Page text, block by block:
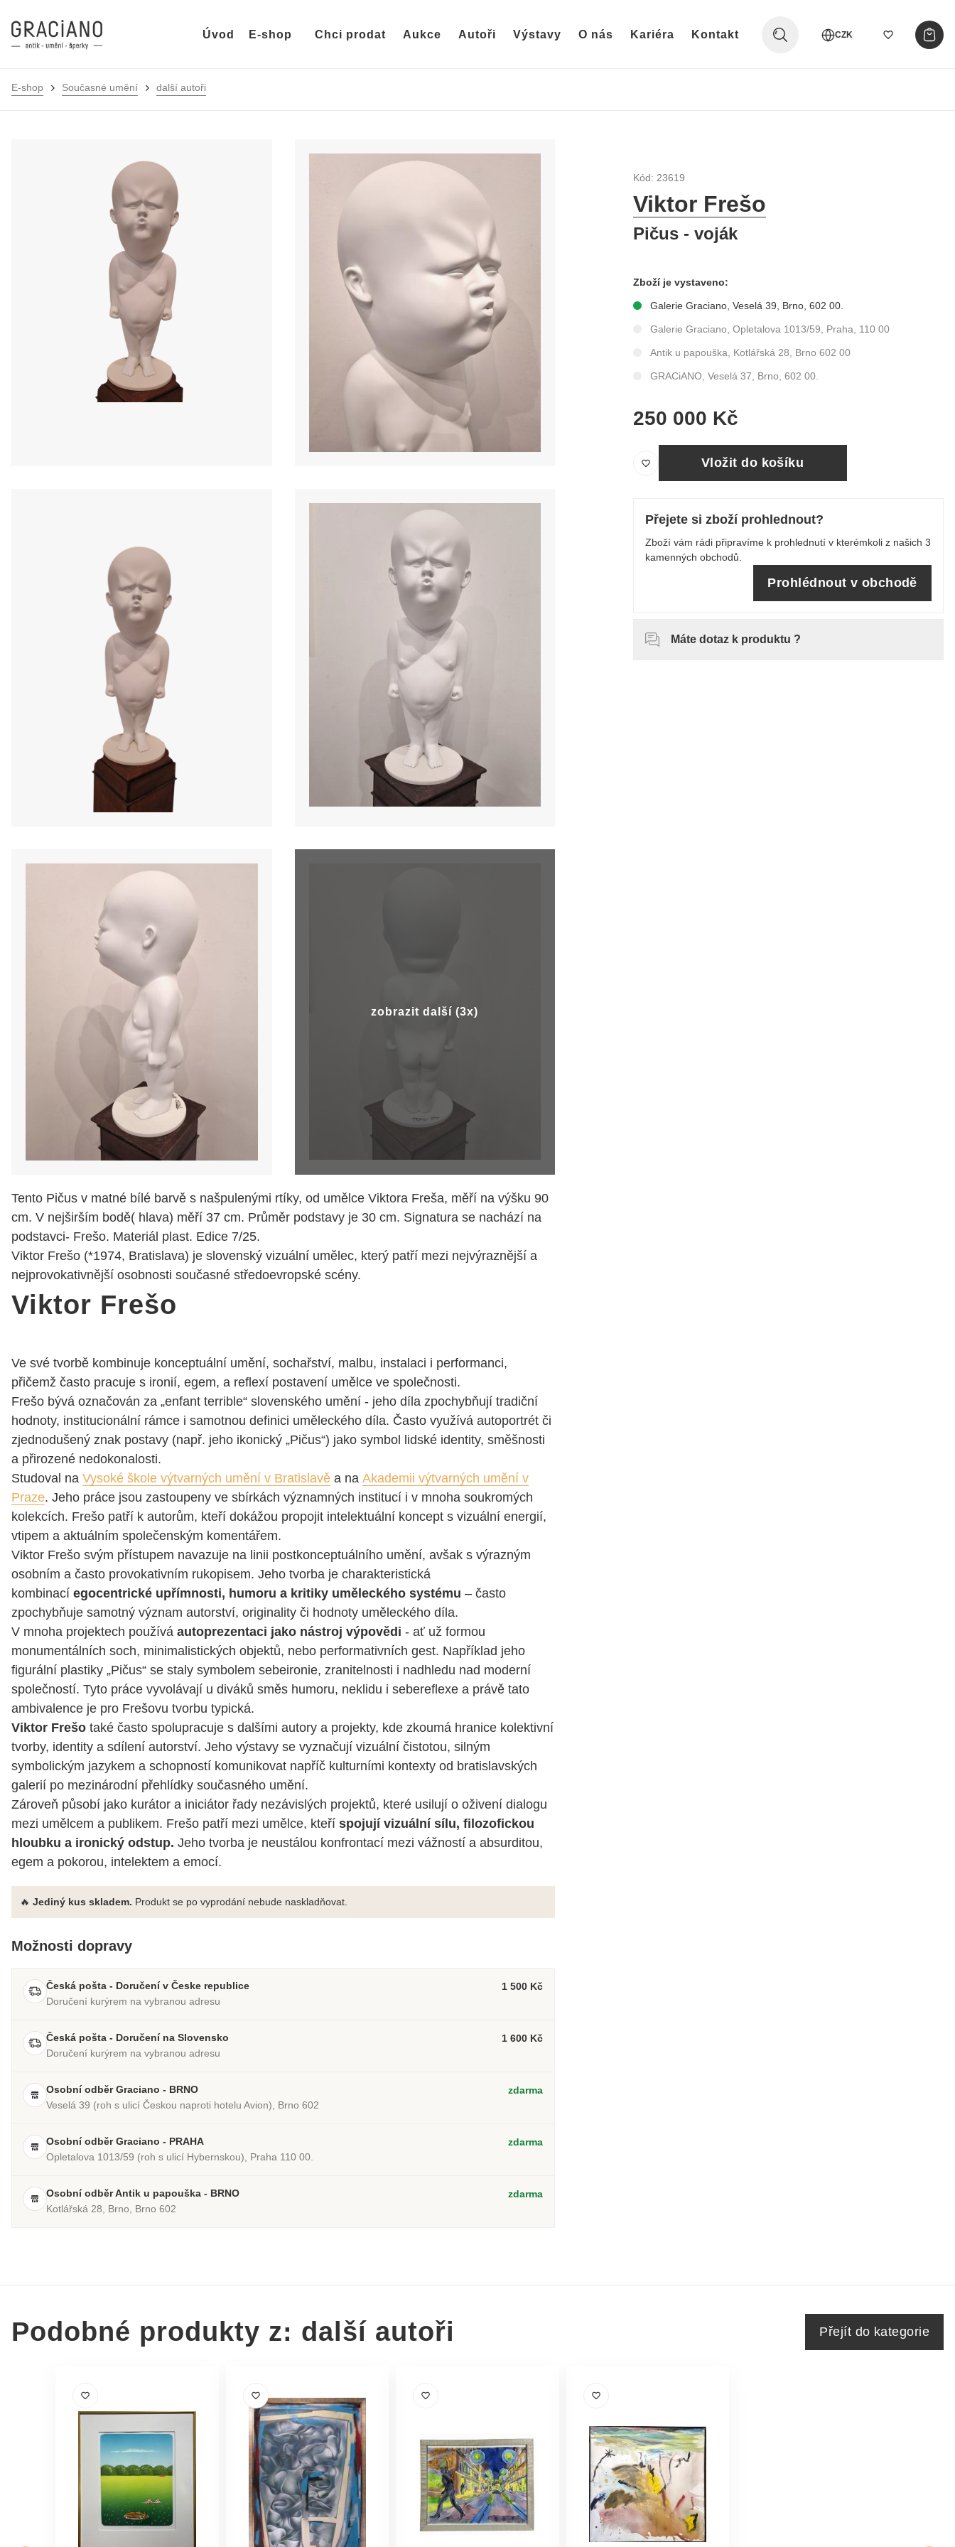
Úvod E-shop Chci prodat Aukce Autoři Výstavy O nás Kariéra Kontakt CZK
E-shop Současné umění další autoři
zobrazit další (3x)
Kód: 23619
Viktor Frešo
Pičus - voják
Zboží je vystaveno:
Galerie Graciano, Veselá 39, Brno, 602 00.
Galerie Graciano, Opletalova 1013/59, Praha, 110 00
Antik u papouška, Kotlářská 28, Brno 602 00
GRACiANO, Veselá 37, Brno, 602 00.
250 000 Kč
Vložit do košíku
Přejete si zboží prohlednout?
Zboží vám rádi připravíme k prohlednutí v kterémkoli z našich 3
kamenných obchodů.
Prohlédnout v obchodě
Máte dotaz k produktu ?
Tento Pičus v matné bílé barvě s našpulenými rtíky, od umělce Viktora Freša, měří na výšku 90
cm. V nejširším bodě( hlava) měří 37 cm. Průměr podstavy je 30 cm. Signatura se nachází na
podstavci- Frešo. Materiál plast. Edice 7/25.
Viktor Frešo (*1974, Bratislava) je slovenský vizuální umělec, který patří mezi nejvýraznější a
nejprovokativnější osobnosti současné středoevropské scény.
Viktor Frešo
Ve své tvorbě kombinuje konceptuální umění, sochařství, malbu, instalaci i performanci,
přičemž často pracuje s ironií, egem, a reflexí postavení umělce ve společnosti.
Frešo bývá označován za „enfant terrible“ slovenského umění - jeho díla zpochybňují tradiční
hodnoty, institucionální rámce i samotnou definici uměleckého díla. Často využívá autoportrét či
zjednodušený znak postavy (např. jeho ikonický „Pičus“) jako symbol lidské identity, směšnosti
a přirozené nedokonalosti.
Studoval na Vysoké škole výtvarných umění v Bratislavě a na Akademii výtvarných umění v
Praze. Jeho práce jsou zastoupeny ve sbírkách významných institucí i v mnoha soukromých
kolekcích. Frešo patří k autorům, kteří dokážou propojit intelektuální koncept s vizuální energií,
vtipem a aktuálním společenským komentářem.
Viktor Frešo svým přístupem navazuje na linii postkonceptuálního umění, avšak s výrazným
osobním a často provokativním rukopisem. Jeho tvorba je charakteristická
kombinací egocentrické upřímnosti, humoru a kritiky uměleckého systému – často
zpochybňuje samotný význam autorství, originality či hodnoty uměleckého díla.
V mnoha projektech používá autoprezentaci jako nástroj výpovědi - ať už formou
monumentálních soch, minimalistických objektů, nebo performativních gest. Například jeho
figurální plastiky „Pičus“ se staly symbolem sebeironie, zranitelnosti i nadhledu nad moderní
společností. Tyto práce vyvolávají u diváků směs humoru, neklidu i sebereflexe a právě tato
ambivalence je pro Frešovu tvorbu typická.
Viktor Frešo také často spolupracuje s dalšími autory a projekty, kde zkoumá hranice kolektivní
tvorby, identity a sdílení autorství. Jeho výstavy se vyznačují vizuální čistotou, silným
symbolickým jazykem a schopností komunikovat napříč kulturními kontexty od bratislavských
galerií po mezinárodní přehlídky současného umění.
Zároveň působí jako kurátor a iniciátor řady nezávislých projektů, které usilují o oživení dialogu
mezi umělcem a publikem. Frešo patří mezi umělce, kteří spojují vizuální sílu, filozofickou
hloubku a ironický odstup. Jeho tvorba je neustálou konfrontací mezi vážností a absurditou,
egem a pokorou, intelektem a emocí.
🔥 Jediný kus skladem. Produkt se po vyprodání nebude naskladňovat.
Možnosti dopravy
Česká pošta - Doručení v Česke republice
Doručení kurýrem na vybranou adresu
1 500 Kč
Česká pošta - Doručení na Slovensko
Doručení kurýrem na vybranou adresu
1 600 Kč
Osobní odběr Graciano - BRNO
Veselá 39 (roh s ulicí Českou naproti hotelu Avion), Brno 602
zdarma
Osobní odběr Graciano - PRAHA
Opletalova 1013/59 (roh s ulicí Hybernskou), Praha 110 00.
zdarma
Osobní odběr Antik u papouška - BRNO
Kotlářská 28, Brno, Brno 602
zdarma
Podobné produkty z: další autoři Přejít do kategorie